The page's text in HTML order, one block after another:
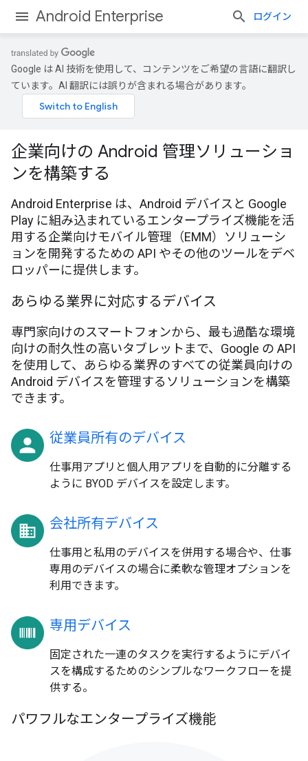
Android Enterprise ログイン
Google は AI 技術を使用して、コンテンツをご希望の言語に翻訳し
ています。AI 翻訳には誤りが含まれる場合があります。
企業向けの Android 管理ソリューショ
ンを構築する
Android Enterprise は、Android デバイスと Google
Play に組み込まれているエンタープライズ機能を活
用する企業向けモバイル管理（EMM）ソリューシ
ョンを開発するための API やその他のツールをデベ
ロッパーに提供します。
あらゆる業界に対応するデバイス
専門家向けのスマートフォンから、最も過酷な環境
向けの耐久性の高いタブレットまで、Google の API
を使用して、あらゆる業界のすべての従業員向けの
Android デバイスを管理するソリューションを構築
できます。
従業員所有のデバイス
仕事用アプリと個人用アプリを自動的に分離する
ように BYOD デバイスを設定します。
会社所有デバイス
仕事用と私用のデバイスを併用する場合や、仕事
専用のデバイスの場合に柔軟な管理オプションを
利用できます。
専用デバイス
固定された一連のタスクを実行するようにデバイ
スを構成するためのシンプルなワークフローを提
供する。
パワフルなエンタープライズ機能